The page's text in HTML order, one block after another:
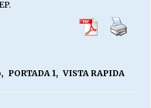
, PORTADA 1, VISTA RAPIDA